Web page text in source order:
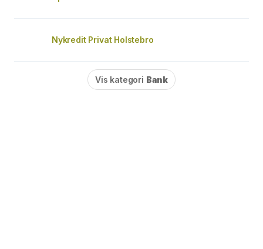
Nykredit Privat Holstebro
Vis kategori Bank